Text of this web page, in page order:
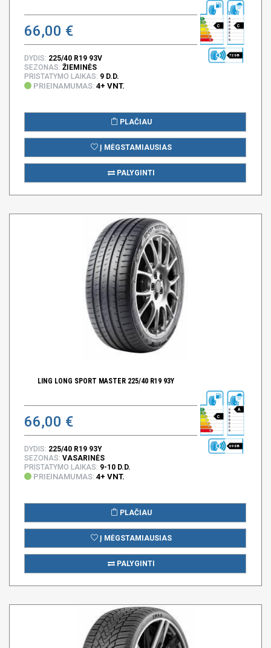
66,00 € C C
72 DB
DYDIS: 225/40 R19 93V
SEZONAS: ŽIEMINĖS
PRISTATYMO LAIKAS: 9 D.D.
PRIEINAMUMAS: 4+ VNT.
PLAČIAU
Į MĖGSTAMIAUSIAS
PALYGINTI
LING LONG SPORT MASTER 225/40 R19 93Y
66,00 € C
A
69 DB
DYDIS: 225/40 R19 93Y
SEZONAS: VASARINĖS
PRISTATYMO LAIKAS: 9-10 D.D.
PRIEINAMUMAS: 4+ VNT.
PLAČIAU
Į MĖGSTAMIAUSIAS
PALYGINTI